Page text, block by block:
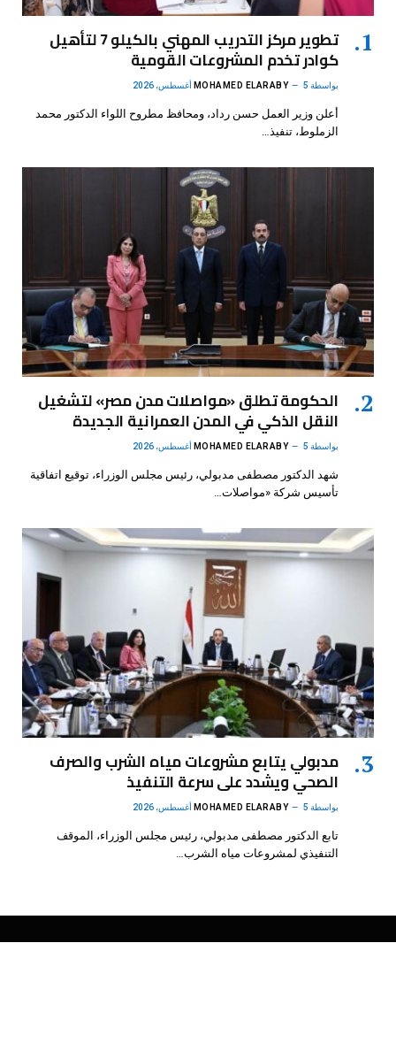
تطوير مركز التدريب المهني بالكيلو 7 لتأهيل
كوادر تخدم المشروعات القومية
بواسطة MOHAMED ELARABY 5 أغسطس، 2026
أعلن وزير العمل حسن رداد، ومحافظ مطروح اللواء الدكتور محمد
الزملوط، تنفيذ…
الحكومة تطلق «مواصلات مدن مصر» لتشغيل
النقل الذكي في المدن العمرانية الجديدة
بواسطة MOHAMED ELARABY 5 أغسطس، 2026
شهد الدكتور مصطفى مدبولي، رئيس مجلس الوزراء، توقيع اتفاقية
تأسيس شركة «مواصلات…
مدبولي يتابع مشروعات مياه الشرب والصرف
الصحي ويشدد على سرعة التنفيذ
بواسطة MOHAMED ELARABY 5 أغسطس، 2026
تابع الدكتور مصطفى مدبولي، رئيس مجلس الوزراء، الموقف
التنفيذي لمشروعات مياه الشرب…